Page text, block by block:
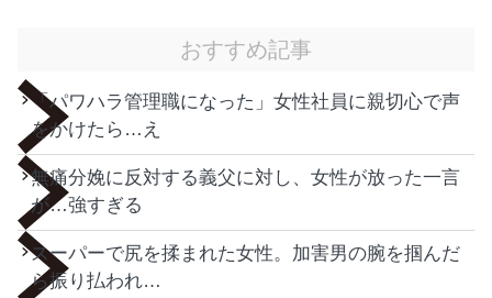
おすすめ記事
「パワハラ管理職になった」女性社員に親切心で声
をかけたら…え
無痛分娩に反対する義父に対し、女性が放った一言
が…強すぎる
スーパーで尻を揉まれた女性。加害男の腕を掴んだ
ら振り払われ…